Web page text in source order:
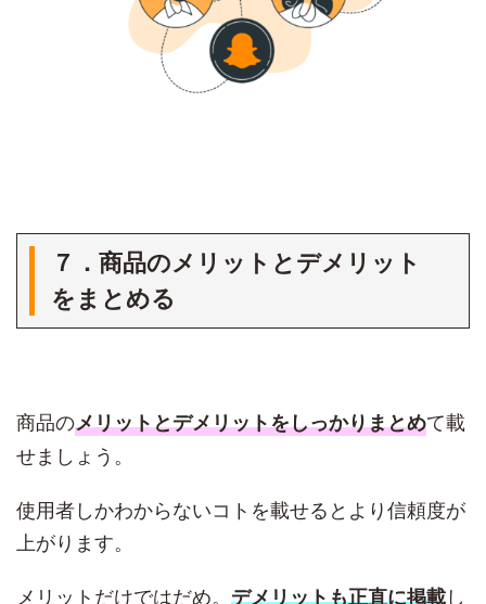
７．商品のメリットとデメリット
をまとめる
商品のメリットとデメリットをしっかりまとめて載
せましょう。
使用者しかわからないコトを載せるとより信頼度が
上がります。
メリットだけではだめ。 デメリットも正直に掲載し